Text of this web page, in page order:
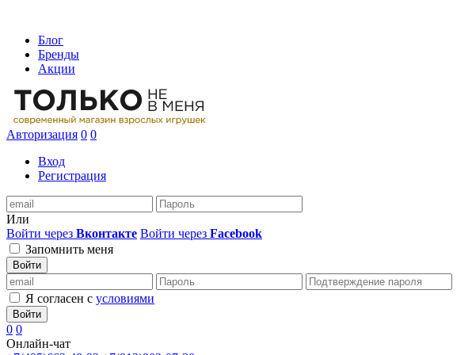
Блог
Бренды
Акции
Авторизация 0 0
Вход
Регистрация
Или
Войти через Вконтакте Войти через Facebook
Запомнить меня
Войти
Я согласен с условиями
Войти
0 0
Онлайн-чат